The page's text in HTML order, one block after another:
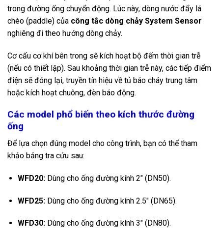
trong đường ống chuyển động. Lúc này, dòng nước đẩy lá
chèo (paddle) của công tắc dòng chảy System Sensor
nghiêng đi theo hướng dòng chảy.
Cơ cấu cơ khí bên trong sẽ kích hoạt bộ đếm thời gian trễ
(nếu có thiết lập). Sau khoảng thời gian trễ này, các tiếp điểm
điện sẽ đóng lại, truyền tín hiệu về tủ báo cháy trung tâm
hoặc kích hoạt chuông, đèn báo động.
Các model phổ biến theo kích thước đường
ống
Để lựa chọn đúng model cho công trình, bạn có thể tham
khảo bảng tra cứu sau:
WFD20:Dùng cho ống đường kính 2″(DN50).
WFD25:Dùng cho ống đường kính 2.5″(DN65).
WFD30:Dùng cho ống đường kính 3″(DN80).